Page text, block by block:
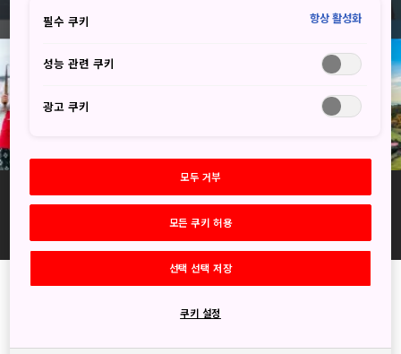
야마나시
후지산과 시라카와고 등 세계유산을 둘러보며 산해진미 가득한 식문화
를 경험해보세요
필수 쿠키 항상 활성화
성능 관련 쿠키
광고 쿠키
모두 거부
모든 쿠키 허용
선택 선택 저장
쿠키 설정